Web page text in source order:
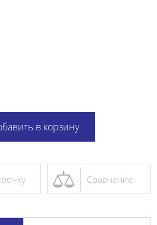
в корзину
Сравнение